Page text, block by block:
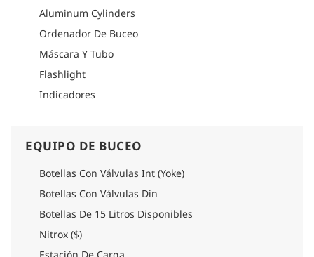
Aluminum Cylinders
Ordenador De Buceo
Máscara Y Tubo
Flashlight
Indicadores
EQUIPO DE BUCEO
Botellas Con Válvulas Int (Yoke)
Botellas Con Válvulas Din
Botellas De 15 Litros Disponibles
Nitrox ($)
Estación De Carga